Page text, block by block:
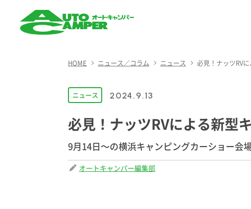
キャンパー）
HOME ニュース／コラム ニュース 必見！ナッツRV
ニュース 2024.9.13
必見！ナッツRVによる新型
9月14日〜の横浜キャンピングカーショー会
オートキャンパー編集部